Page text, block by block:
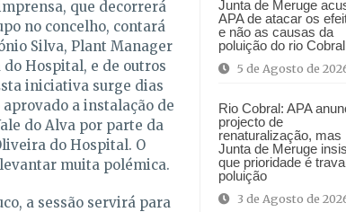
Junta de Meruge
APA de atacar os
e não as causas da
poluição do rio Cobral
5 de Agosto de
Rio Cobral: APA
projecto de
renaturalização, mas
Junta de Meruge
que prioridade é
poluição
3 de Agosto de
que decorrerá
no concelho, contará
Silva, Plant Manager
do Hospital, e de outros
iniciativa surge dias
a instalação de
do Alva por parte da
do Hospital. O
muita polémica.
a sessão servirá para